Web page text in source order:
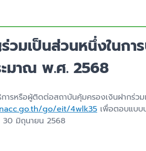
มเป็นส่วนหนึ่งในกา
มาณ พ.ศ. 2568
ารหรือผู้ติดต่อสถาบันคุ้มครองเงินฝากร่ว
go/eit/4wlk35 เพื่อตอบแบบ
มิถุนายน 2568